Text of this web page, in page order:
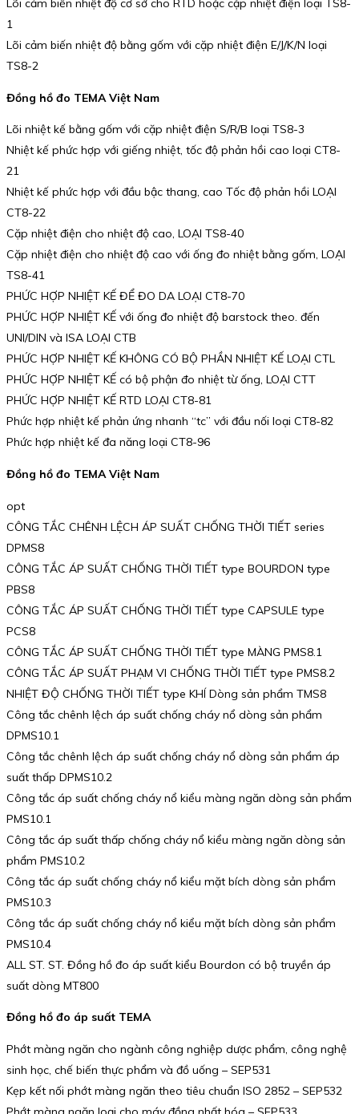
Lõi cảm biến nhiệt độ cơ sở cho RTD hoặc cặp nhiệt điện loại TS8-
1
Lõi cảm biến nhiệt độ bằng gốm với cặp nhiệt điện E/J/K/N loại
TS8-2
Đồng hồ đo TEMA Việt Nam
Lõi nhiệt kế bằng gốm với cặp nhiệt điện S/R/B loại TS8-3
Nhiệt kế phức hợp với giếng nhiệt, tốc độ phản hồi cao loại CT8-
21
Nhiệt kế phức hợp với đầu bậc thang, cao Tốc độ phản hồi LOẠI
CT8-22
Cặp nhiệt điện cho nhiệt độ cao, LOẠI TS8-40
Cặp nhiệt điện cho nhiệt độ cao với ống đo nhiệt bằng gốm, LOẠI
TS8-41
PHỨC HỢP NHIỆT KẾ ĐỂ ĐO DA LOẠI CT8-70
PHỨC HỢP NHIỆT KẾ với ống đo nhiệt độ barstock theo. đến
UNI/DIN và ISA LOẠI CTB
PHỨC HỢP NHIỆT KẾ KHÔNG CÓ BỘ PHẦN NHIỆT KẾ LOẠI CTL
PHỨC HỢP NHIỆT KẾ có bộ phận đo nhiệt từ ống, LOẠI CTT
PHỨC HỢP NHIỆT KẾ RTD LOẠI CT8-81
Phức hợp nhiệt kế phản ứng nhanh “tc” với đầu nối loại CT8-82
Phức hợp nhiệt kế đa năng loại CT8-96
Đồng hồ đo TEMA Việt Nam
opt
CÔNG TẮC CHÊNH LỆCH ÁP SUẤT CHỐNG THỜI TIẾT series
DPMS8
CÔNG TẮC ÁP SUẤT CHỐNG THỜI TIẾT type BOURDON type
PBS8
CÔNG TẮC ÁP SUẤT CHỐNG THỜI TIẾT type CAPSULE type
PCS8
CÔNG TẮC ÁP SUẤT CHỐNG THỜI TIẾT type MÀNG PMS8.1
CÔNG TẮC ÁP SUẤT PHẠM VI CHỐNG THỜI TIẾT type PMS8.2
NHIỆT ĐỘ CHỐNG THỜI TIẾT type KHÍ Dòng sản phẩm TMS8
Công tắc chênh lệch áp suất chống cháy nổ dòng sản phẩm
DPMS10.1
Công tắc chênh lệch áp suất chống cháy nổ dòng sản phẩm áp
suất thấp DPMS10.2
Công tắc áp suất chống cháy nổ kiểu màng ngăn dòng sản phẩm
PMS10.1
Công tắc áp suất thấp chống cháy nổ kiểu màng ngăn dòng sản
phẩm PMS10.2
Công tắc áp suất chống cháy nổ kiểu mặt bích dòng sản phẩm
PMS10.3
Công tắc áp suất chống cháy nổ kiểu mặt bích dòng sản phẩm
PMS10.4
ALL ST. ST. Đồng hồ đo áp suất kiểu Bourdon có bộ truyền áp
suất dòng MT800
Đồng hồ đo áp suất TEMA
Phớt màng ngăn cho ngành công nghiệp dược phẩm, công nghệ
sinh học, chế biến thực phẩm và đồ uống – SEP531
Kẹp kết nối phớt màng ngăn theo tiêu chuẩn ISO 2852 – SEP532